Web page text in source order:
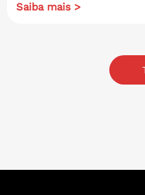
Saiba mais >